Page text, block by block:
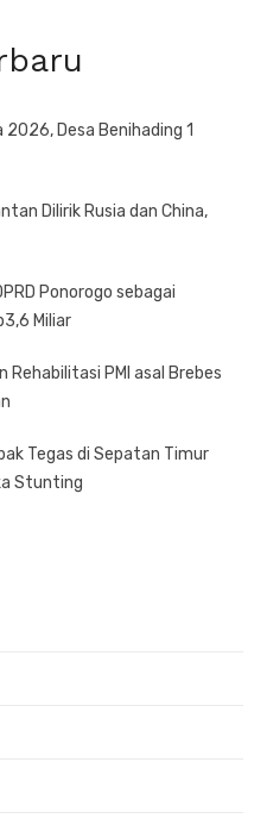
Desa Benihading 1
Dilirik Rusia dan China,
Ponorogo sebagai
Miliar
Rehabilitasi PMI asal Brebes
Tegas di Sepatan Timur
Stunting